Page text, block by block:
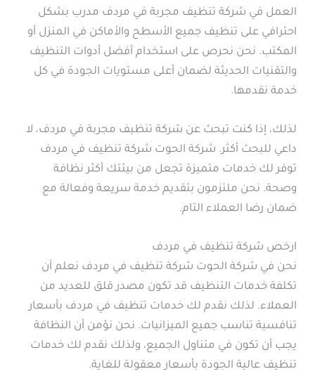
العمل في شركة تنظيف مجربة في مردف مدرب بشكل
احترافي على تنظيف جميع الأسطح والأماكن في المنزل أو
المكتب. نحن نحرص على استخدام أفضل أدوات التنظيف
والتقنيات الحديثة لضمان أعلى مستويات الجودة في كل
خدمة نقدمها.
لذلك، إذا كنت تبحث عن شركة تنظيف مجربة في مردف، لا
داعي للبحث أكثر. شركة الحوت شركة تنظيف في مردف
توفر لك خدمات متميزة تجعل من بيئتك أكثر نظافة
وصحة. نحن ملتزمون بتقديم خدمة سريعة وفعالة مع
ضمان رضا العملاء التام.
ارخص شركة تنظيف في مردف
نحن في شركة الحوت شركة تنظيف في مردف نعلم أن
تكلفة خدمات التنظيف قد تكون مصدر قلق للعديد من
العملاء. لذلك نقدم لك خدمات تنظيف في مردف بأسعار
تنافسية تناسب جميع الميزانيات. نحن نؤمن أن النظافة
يجب أن تكون في متناول الجميع، ولذلك نقدم لك خدمات
تنظيف عالية الجودة بأسعار معقولة للغاية.